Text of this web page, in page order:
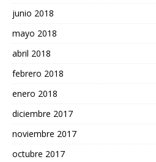
junio 2018
mayo 2018
abril 2018
febrero 2018
enero 2018
diciembre 2017
noviembre 2017
octubre 2017